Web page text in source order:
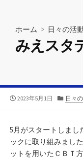
ホーム > 日々の活
みえスタ
公
2023年5月1日
カ
リ
ー
日々
5月がスタートしまし
ックに取り組みまし
ットを用いたＣＢＴ